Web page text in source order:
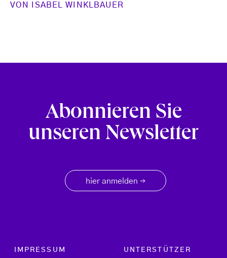
VON
ISABEL WINKLBAUER
Abonnieren Sie
unseren Newsletter
hier anmelden →
Footer menu
IMPRESSUM
UNTERSTÜTZER